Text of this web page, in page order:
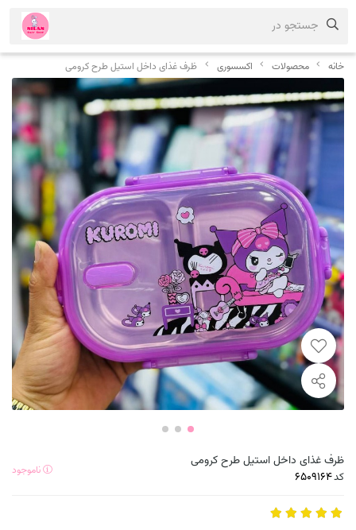
خانه محصولات اکسسوری ظرف غذای داخل استیل طرح کرومی
ظرف غذای داخل استیل طرح کرومی
کد ناموجود
جستجو در